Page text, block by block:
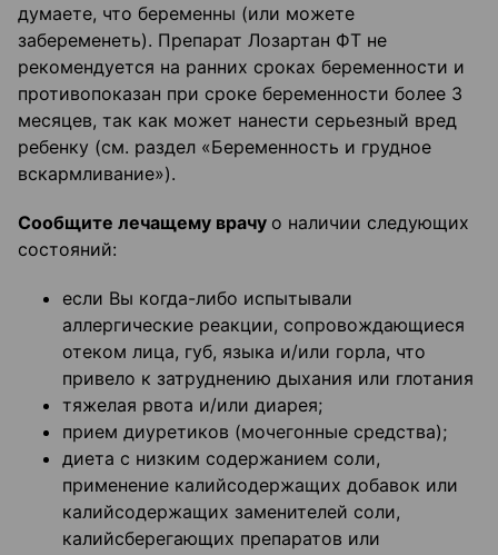
думаете, что беременны (или можете
забеременеть). Препарат Лозартан ФТ не
рекомендуется на ранних сроках беременности и
противопоказан при сроке беременности более 3
месяцев, так как может нанести серьезный вред
ребенку (см. раздел «Беременность и грудное
вскармливание»).
Сообщите лечащему врачу о наличии следующих
состояний:
если Вы когда-либо испытывали
аллергические реакции, сопровождающиеся
отеком лица, губ, языка и/или горла, что
привело к затруднению дыхания или глотания
тяжелая рвота и/или диарея;
прием диуретиков (мочегонные средства);
диета с низким содержанием соли,
применение калийсодержащих добавок или
калийсодержащих заменителей соли,
калийсберегающих препаратов или